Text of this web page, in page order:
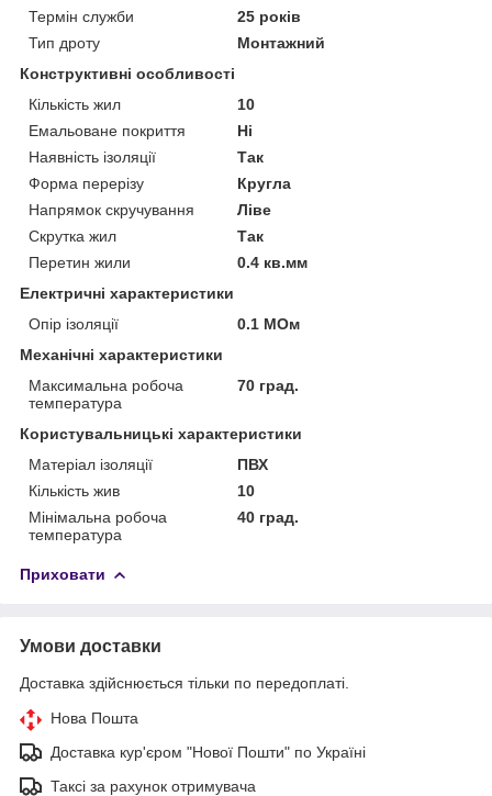
Термін служби
25 років
Тип дроту
Монтажний
Конструктивні особливості
Кількість жил
10
Емальоване покриття
Ні
Наявність ізоляції
Так
Форма перерізу
Кругла
Напрямок скручування
Ліве
Скрутка жил
Так
Перетин жили
0.4 кв.мм
Електричні характеристики
Опір ізоляції
0.1 МОм
Механічні характеристики
Максимальна робоча
температура
70 град.
Користувальницькі характеристики
Матеріал ізоляції
ПВХ
Кількість жив
10
Мінімальна робоча
температура
40 град.
Приховати
Умови доставки
Доставка здійснюється тільки по передоплаті.
Нова Пошта
Доставка кур'єром "Нової Пошти" по Україні
Таксі за рахунок отримувача